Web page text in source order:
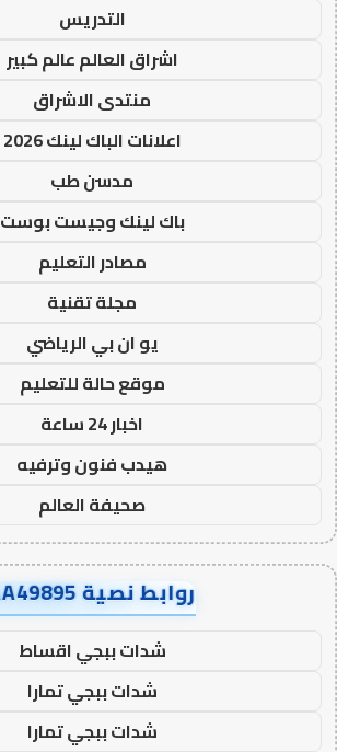
التدريس
اشراق العالم عالم كبير
منتدى الاشراق
اعلانات الباك لينك 2026
مدسن طب
باك لينك وجيست بوست
مصادر التعليم
مجلة تقنية
يو ان بي الرياضي
موقع حالة للتعليم
اخبار 24 ساعة
هيدب فنون وترفيه
صحيفة العالم
روابط نصية AA49895
شدات ببجي اقساط
شدات ببجي تمارا
شدات ببجي تمارا